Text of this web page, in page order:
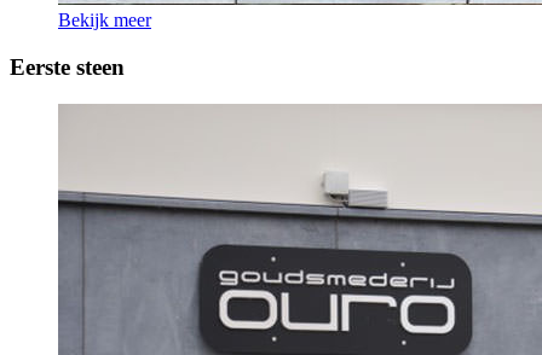
Bekijk meer
Eerste steen